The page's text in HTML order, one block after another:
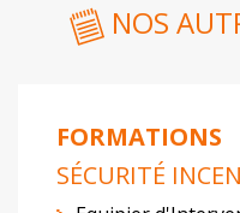
NOS
FORMATIONS
SÉCURITÉ